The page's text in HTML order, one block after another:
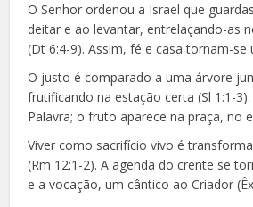
O Senhor ordenou a Israel que
deitar e ao levantar, entrelaçando-as
(Dt 6:4-9). Assim, fé e casa tornam-se
O justo é comparado a uma árvore
frutificando na estação certa (Sl 1:1-
Palavra; o fruto aparece na praça, no
Viver como sacrifício vivo é
(Rm 12:1-2). A agenda do crente se
e a vocação, um cântico ao Criador